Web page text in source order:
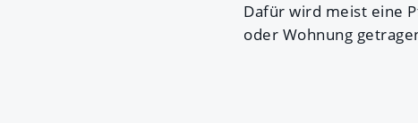
Dafür wird meist eine
oder Wohnung